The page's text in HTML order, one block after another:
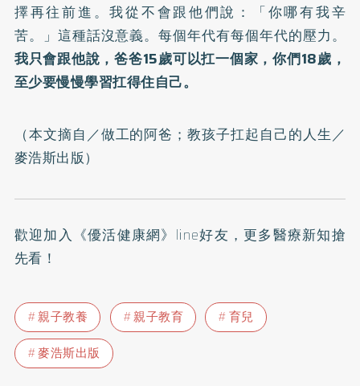
擇再往前進。我從不會跟他們說：「你哪有我辛
苦。」這種話沒意義。每個年代有每個年代的壓力。
我只會跟他說，爸爸15歲可以扛一個家，你們18歲，
至少要慢慢學習扛得住自己。
（本文摘自／做工的阿爸；教孩子扛起自己的人生／
麥浩斯出版）
歡迎加入 《優活健康網》line好友 ，更多醫療新知搶
先看！
親子教養 親子教育
育兒
麥浩斯出版